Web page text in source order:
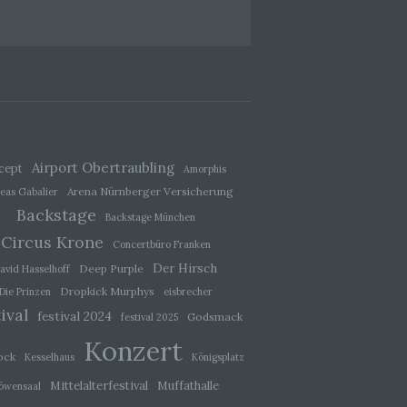
Airport Obertraubling
Amorphis
Gabalier
Arena Nürnberger Versicherung
Backstage Backstage München
Circus Krone
Concertbüro Franken
Hasselhoff
Deep Purple Der Hirsch
Die Prinzen Dropkick Murphys eisbrecher
festival 2024 festival 2025 Godsmack
Kesselhaus Konzert Königsplatz
Mittelalterfestival Muffathalle